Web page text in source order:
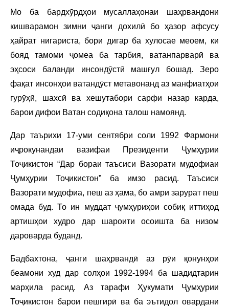
Мо ба бардхӯрдҳои мусаллаҳонаи шаҳрвандони
кишварамон зимни ҷанги дохилӣ бо ҳазор афсусу
ҳайрат нигариста, бори дигар ба хулосае меоем, ки
бояд тамоми ҷомеа ба тарбия, ватанпарварӣ ва
эҳсоси баланди инсондӯстӣ машғул бошад. Зеро
фақат инсонҳои ватандӯст метавонанд аз манфиатҳои
гурӯҳӣ, шахсӣ ва хешутабори сарфи назар карда,
барои дифои Ватан содиқона талош намоянд.
Дар таърихи 17-уми сентябри соли 1992 Фармони
иҷрокунандаи вазифаи Президенти Ҷумҳурии
Тоҷикистон “Дар бораи таъсиси Вазорати мудофиаи
Ҷумҳурии Тоҷикистон” ба имзо расид. Таъсиси
Вазорати мудофиа, пеш аз ҳама, бо амри зарурат пеш
омада буд. То ин муддат ҷумҳуриҳои собиқ иттиҳод
артишҳои худро дар шароити осоишта ба низом
дароварда буданд.
Бадбахтона, ҷанги шаҳрвандӣ аз рӯи қонунҳои
беамони худ дар солҳои 1992-1994 ба шадидтарин
марҳила расид. Аз тарафи Ҳукумати Ҷумҳурии
Тоҷикистон барои пешгирӣ ва ба эътидол овардани